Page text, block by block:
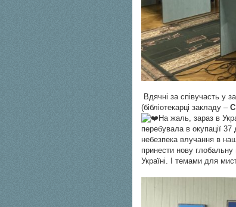
Вдячні за співучасть у
(бібліотекарці закладу –
На жаль, зараз в
перебувала в окупації 37
небезпека влучання в
принести нову
Україні. І темами для